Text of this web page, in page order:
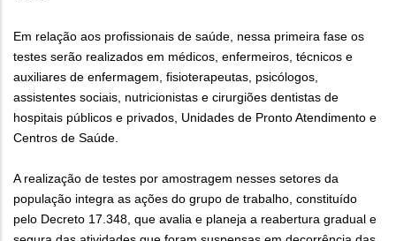
Em relação aos profissionais de saúde, nessa primeira fase os
testes serão realizados em médicos, enfermeiros, técnicos e
auxiliares de enfermagem, fisioterapeutas, psicólogos,
assistentes sociais, nutricionistas e cirurgiões dentistas de
hospitais públicos e privados, Unidades de Pronto Atendimento e
Centros de Saúde.
A realização de testes por amostragem nesses setores da
população integra as ações do grupo de trabalho, constituído
pelo Decreto 17.348, que avalia e planeja a reabertura gradual e